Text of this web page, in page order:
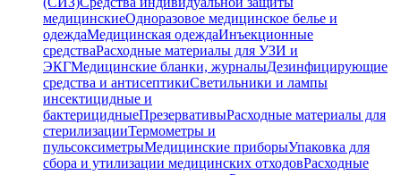
медицинскиеОдноразовое медицинское белье и
одеждаМедицинская одеждаИнъекционные
средстваРасходные материалы для УЗИ и
ЭКГМедицинские бланки, журналыДезинфицирующие
средства и антисептикиСветильники и лампы
инсектицидные и
бактерицидныеПрезервативыРасходные материалы для
стерилизацииТермометры и
пульсоксиметрыМедицинские приборыУпаковка для
сбора и утилизации медицинских отходовРасходные